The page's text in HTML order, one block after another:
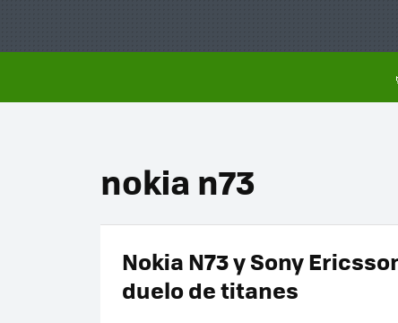
nokia n73
Nokia N73 y Sony
duelo de titanes